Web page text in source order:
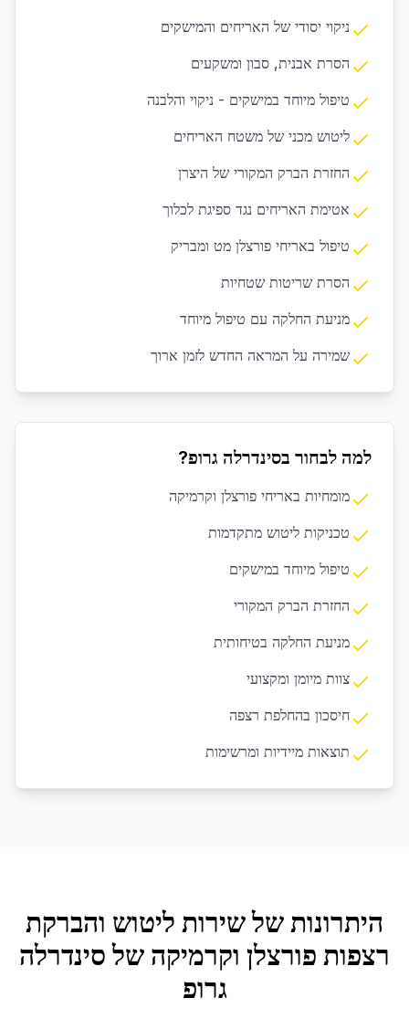
ניקוי יסודי של האריחים והמישקים
הסרת אבנית, סבון ומשקעים
טיפול מיוחד במישקים - ניקוי והלבנה
ליטוש מכני של משטח האריחים
החזרת הברק המקורי של היצרן
אטימת האריחים נגד ספיגת לכלוך
טיפול באריחי פורצלן מט ומבריק
הסרת שריטות שטחיות
מניעת החלקה עם טיפול מיוחד
שמירה על המראה החדש לזמן ארוך
למה לבחור בסינדרלה גרופ?
מומחיות באריחי פורצלן וקרמיקה
טכניקות ליטוש מתקדמות
טיפול מיוחד במישקים
החזרת הברק המקורי
מניעת החלקה בטיחותית
צוות מיומן ומקצועי
חיסכון בהחלפת רצפה
תוצאות מיידיות ומרשימות
היתרונות של שירות ליטוש והברקת
רצפות פורצלן וקרמיקה של סינדרלה
גרופ